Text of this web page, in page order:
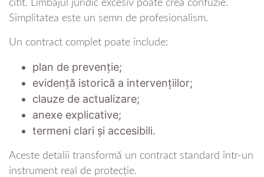
citit. Limbajul juridic excesiv poate crea confuzie.
Simplitatea este un semn de profesionalism.
Un contract complet poate include:
plan de prevenție;
evidență istorică a intervențiilor;
clauze de actualizare;
anexe explicative;
termeni clari și accesibili.
Aceste detalii transformă un contract standard într-un
instrument real de protecție.